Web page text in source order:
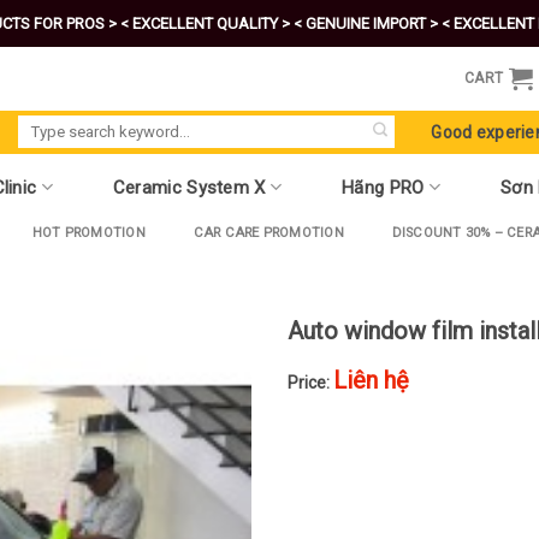
FOR PROS > < EXCELLENT QUALITY > < GENUINE IMPORT > < EXCELLENT
CART
Search
for:
Good
Ceramic System X Hãng PRO Sơn
HOT PROMOTION CAR CARE PROMOTION DISCOUNT 30% –
Auto window film
Price: Liên hệ